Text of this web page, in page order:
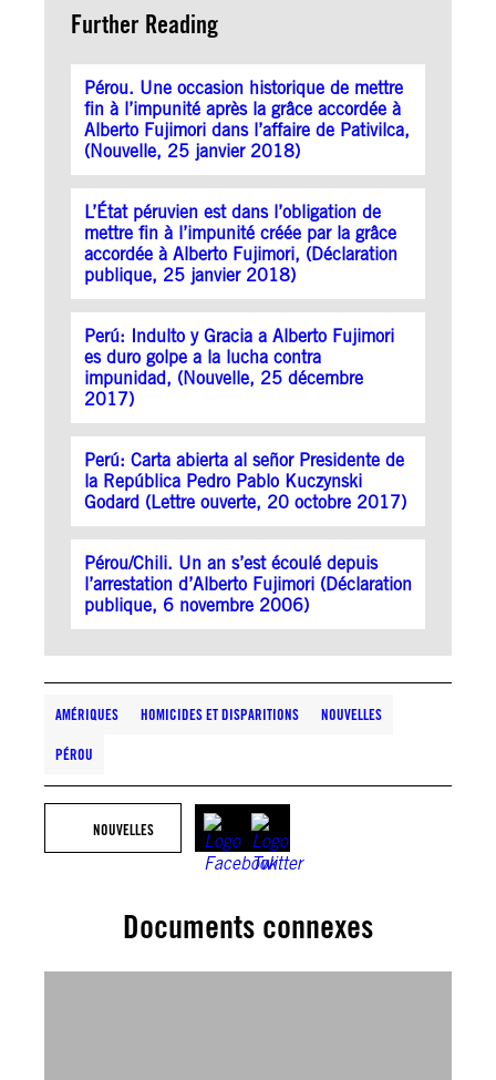
Further Reading
Pérou. Une occasion historique de mettre
fin à l’impunité après la grâce accordée à
Alberto Fujimori dans l’affaire de Pativilca,
(Nouvelle, 25 janvier 2018)
L’État péruvien est dans l’obligation de
mettre fin à l’impunité créée par la grâce
accordée à Alberto Fujimori, (Déclaration
publique, 25 janvier 2018)
Perú: Indulto y Gracia a Alberto Fujimori
es duro golpe a la lucha contra
impunidad, (Nouvelle, 25 décembre
2017)
Perú: Carta abierta al señor Presidente de
la República Pedro Pablo Kuczynski
Godard (Lettre ouverte, 20 octobre 2017)
Pérou/Chili. Un an s’est écoulé depuis
l’arrestation d’Alberto Fujimori (Déclaration
publique, 6 novembre 2006)
AMÉRIQUES HOMICIDES ET DISPARITIONS NOUVELLES
PÉROU
NOUVELLES
Documents connexes